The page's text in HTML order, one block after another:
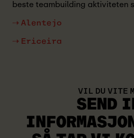
beste teambuilding aktiviteten
⇢ Alentejo
⇢ Ericeira
VIL DU VITE
SEND